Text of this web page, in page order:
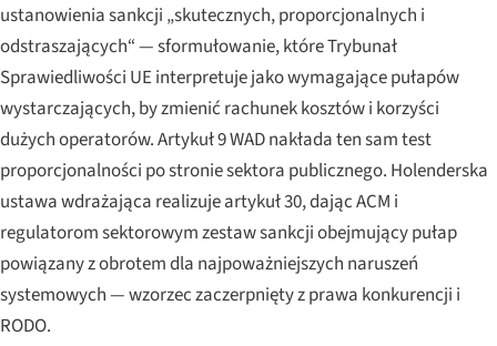
ustanowienia sankcji „skutecznych, proporcjonalnych i
odstraszających“ — sformułowanie, które Trybunał
Sprawiedliwości UE interpretuje jako wymagające pułapów
wystarczających, by zmienić rachunek kosztów i korzyści
dużych operatorów. Artykuł 9 WAD nakłada ten sam test
proporcjonalności po stronie sektora publicznego. Holenderska
ustawa wdrażająca realizuje artykuł 30, dając ACM i
regulatorom sektorowym zestaw sankcji obejmujący pułap
powiązany z obrotem dla najpoważniejszych naruszeń
systemowych — wzorzec zaczerpnięty z prawa konkurencji i
RODO.